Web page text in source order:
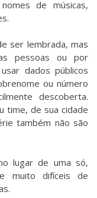
de músicas,
ser lembrada, mas
pessoas ou por
dados públicos
ou número
descoberta.
time, de sua cidade
também não são
lugar de uma só,
muito difíceis de